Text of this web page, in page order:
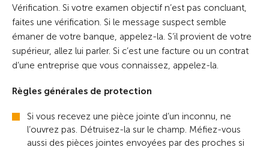
Vérification. Si votre examen objectif n’est pas concluant,
faites une vérification. Si le message suspect semble
émaner de votre banque, appelez-la. S’il provient de votre
supérieur, allez lui parler. Si c’est une facture ou un contrat
d’une entreprise que vous connaissez, appelez-la.
Règles générales de protection
Si vous recevez une pièce jointe d’un inconnu, ne
l’ouvrez pas. Détruisez-la sur le champ. Méfiez-vous
aussi des pièces jointes envoyées par des proches si